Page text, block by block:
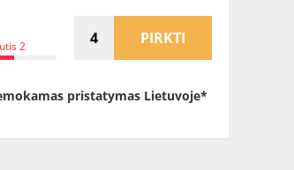
2 PIRKTI
pristatymas Lietuvoje*